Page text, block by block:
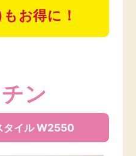
お得に！
ン
イル W2550